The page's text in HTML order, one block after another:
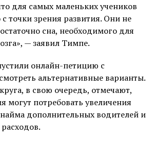
для самых маленьких учеников
точки зрения развития. Они не
сна, необходимого для
— заявил Тимпе.
онлайн-петицию с
альтернативные варианты.
в свою очередь, отмечают,
могут потребовать увеличения
найма дополнительных водителей и